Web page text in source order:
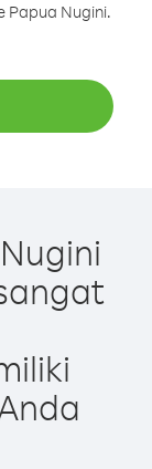
Papua Nugini.